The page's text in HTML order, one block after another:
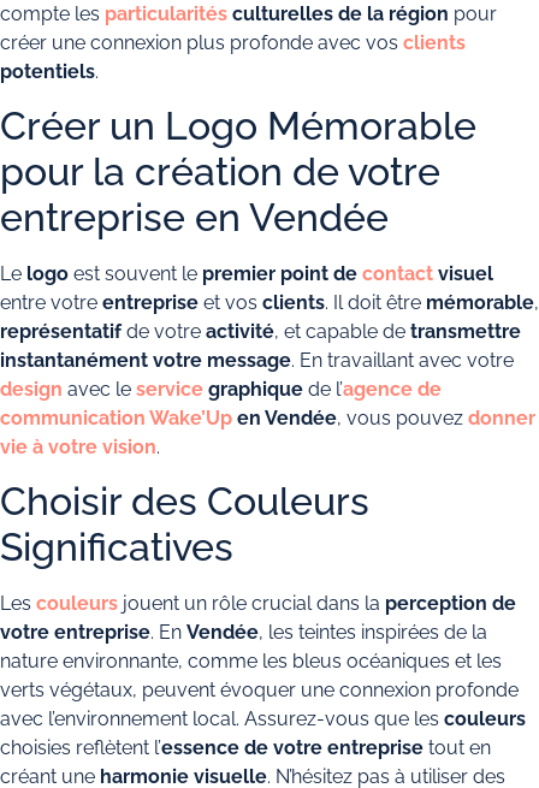
compte les particularités culturelles de la région pour
créer une connexion plus profonde avec vos clients
potentiels.
Créer un Logo Mémorable
pour la création de votre
entreprise en Vendée
Le logo est souvent le premier point de contact visuel
entre votre entreprise et vos clients. Il doit être mémorable,
représentatifde votre activité, et capable de transmettre
instantanément votre message. En travaillant avec votre
design avec le service graphique de l’agence de
communication Wake’Up en Vendée, vous pouvez donner
vie à votre vision.
Choisir des Couleurs
Significatives
Les couleurs jouent un rôle crucial dans la perception de
votre entreprise. En Vendée, les teintes inspirées de la
nature environnante, comme les bleus océaniques et les
verts végétaux, peuvent évoquer une connexion profonde
avec l’environnement local. Assurez-vous que les couleurs
choisies reflètent l’essence de votre entreprise tout en
créant une harmonie visuelle. N’hésitez pas à utiliser des